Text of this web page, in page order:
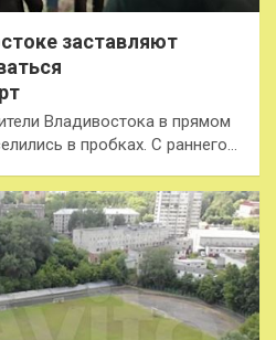
заставляют
Владивостока в прямом
в пробках. С раннего…